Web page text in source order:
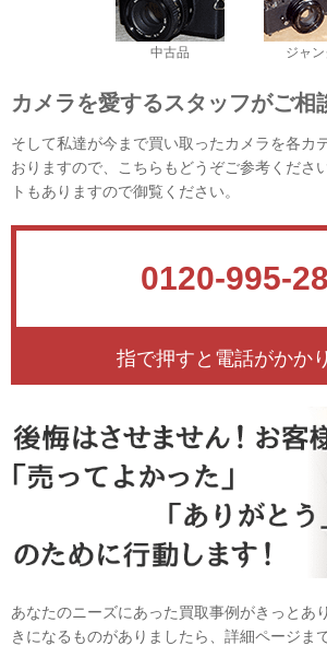
中古品 ジャ
カメラを愛するスタッフがご相
そして私達が今まで買い取ったカメラを各カ
おりますので、こちらもどうぞご参考くださ
トもありますので御覧ください。
0120-995-
指で押すと電話がかか
あなたのニーズにあった買取事例がきっとあ
きになるものがありましたら、詳細ページま